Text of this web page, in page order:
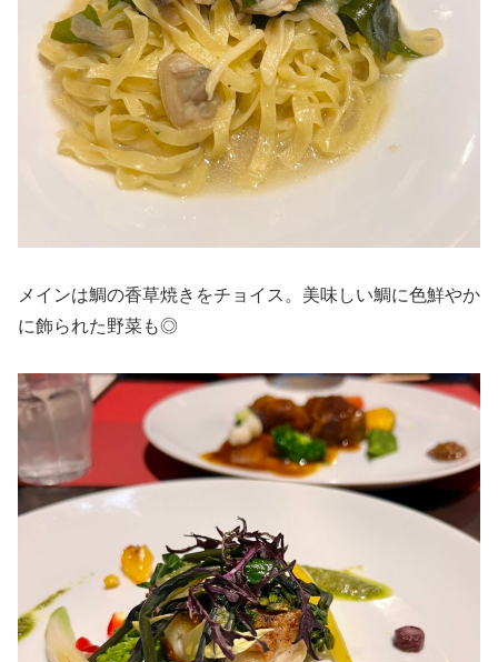
メインは鯛の香草焼きをチョイス。美味しい鯛に色鮮やか
に飾られた野菜も◎